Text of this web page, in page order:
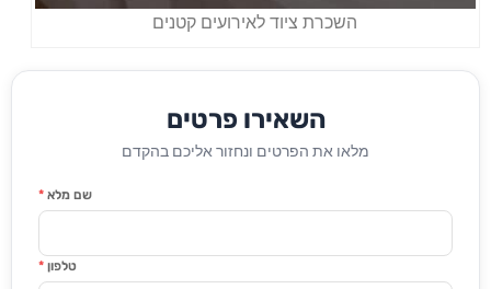
השכרת ציוד לאירועים קטנים
השאירו פרטים
מלאו את הפרטים ונחזור אליכם בהקדם
שם מלא *
טלפון *